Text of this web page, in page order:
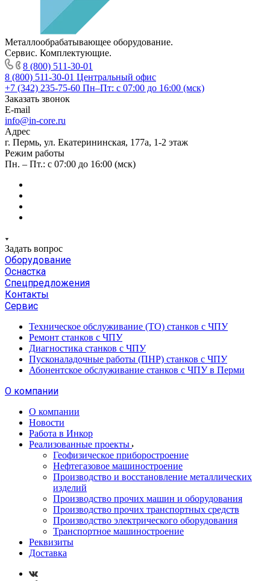
Металлообрабатывающее оборудование.
Сервис. Комплектующие.
8 (800) 511-30-01
8 (800) 511-30-01 Центральный офис
+7 (342) 235-75-60 Пн–Пт: с 07:00 до 16:00 (мск)
Заказать звонок
E-mail
info@in-core.ru
Адрес
г. Пермь, ул. ​Екатерининская, 177а, ​1-2 этаж
Режим работы
Пн. – Пт.: с 07:00 до 16:00 (мск)
Задать вопрос
Оборудование
Оснастка
Спецпредложения
Контакты
Сервис
Техническое обслуживание (ТО) станков с ЧПУ
Ремонт станков с ЧПУ
Диагностика станков с ЧПУ
Пусконаладочные работы (ПНР) станков с ЧПУ
Абонентское обслуживание станков с ЧПУ в Перми
О компании
О компании
Новости
Работа в Инкор
Реализованные проекты
Геофизическое приборостроение
Нефтегазовое машиностроение
Производство и восстановление металлических
изделий
Производство прочих машин и оборудования
Производство прочих транспортных средств
Производство электрического оборудования
Транспортное машиностроение
Реквизиты
Доставка